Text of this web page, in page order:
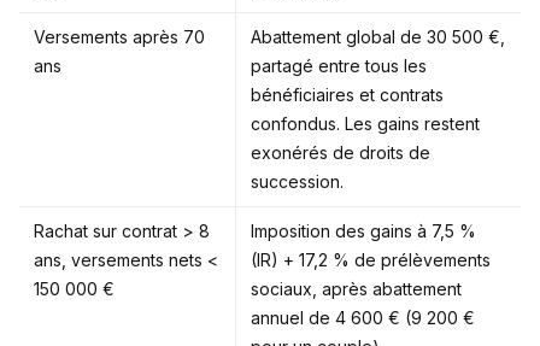
Versements après 70
ans
Abattement global de 30 500 €,
partagé entre tous les
bénéficiaires et contrats
confondus. Les gains restent
exonérés de droits de
succession.
Rachat sur contrat > 8
ans, versements nets <
150 000 €
Imposition des gains à 7,5 %
(IR) + 17,2 % de prélèvements
sociaux, après abattement
annuel de 4 600 € (9 200 €